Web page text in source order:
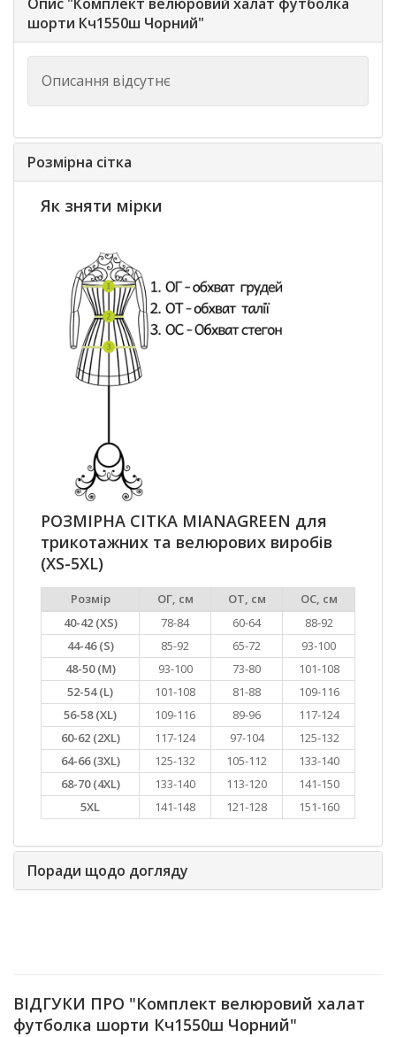
шорти Кч1550ш Чорний"
Описання відсутнє
Розмірна сітка
Як зняти мірки
РОЗМІРНА СІТКА MIANAGREEN для
трикотажних та велюрових виробів
(XS-5XL)
Розмір ОГ, см ОТ, см
ОС, см
40-42 (XS)
78-84 60-64
88-92
44-46 (S)
85-92 65-72
93-100
48-50 (M)
93-100 73-80
101-108
52-54 (L)
101-108 81-88
109-116
56-58 (XL)
109-116 89-96
117-124
60-62 (2XL)
117-124 97-104
125-132
64-66 (3XL)
125-132 105-112
133-140
68-70 (4XL)
133-140 113-120
141-150
5XL
141-148 121-128 151-160
Поради щодо догляду
ВІДГУКИ ПРО "Комплект велюровий халат
футболка шорти Кч1550ш Чорний"